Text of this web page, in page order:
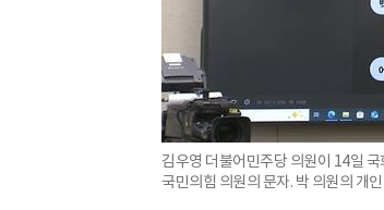
김우영 더불어민주당 의원이 14일
국민의힘 의원의 문자. 박 의원의 개